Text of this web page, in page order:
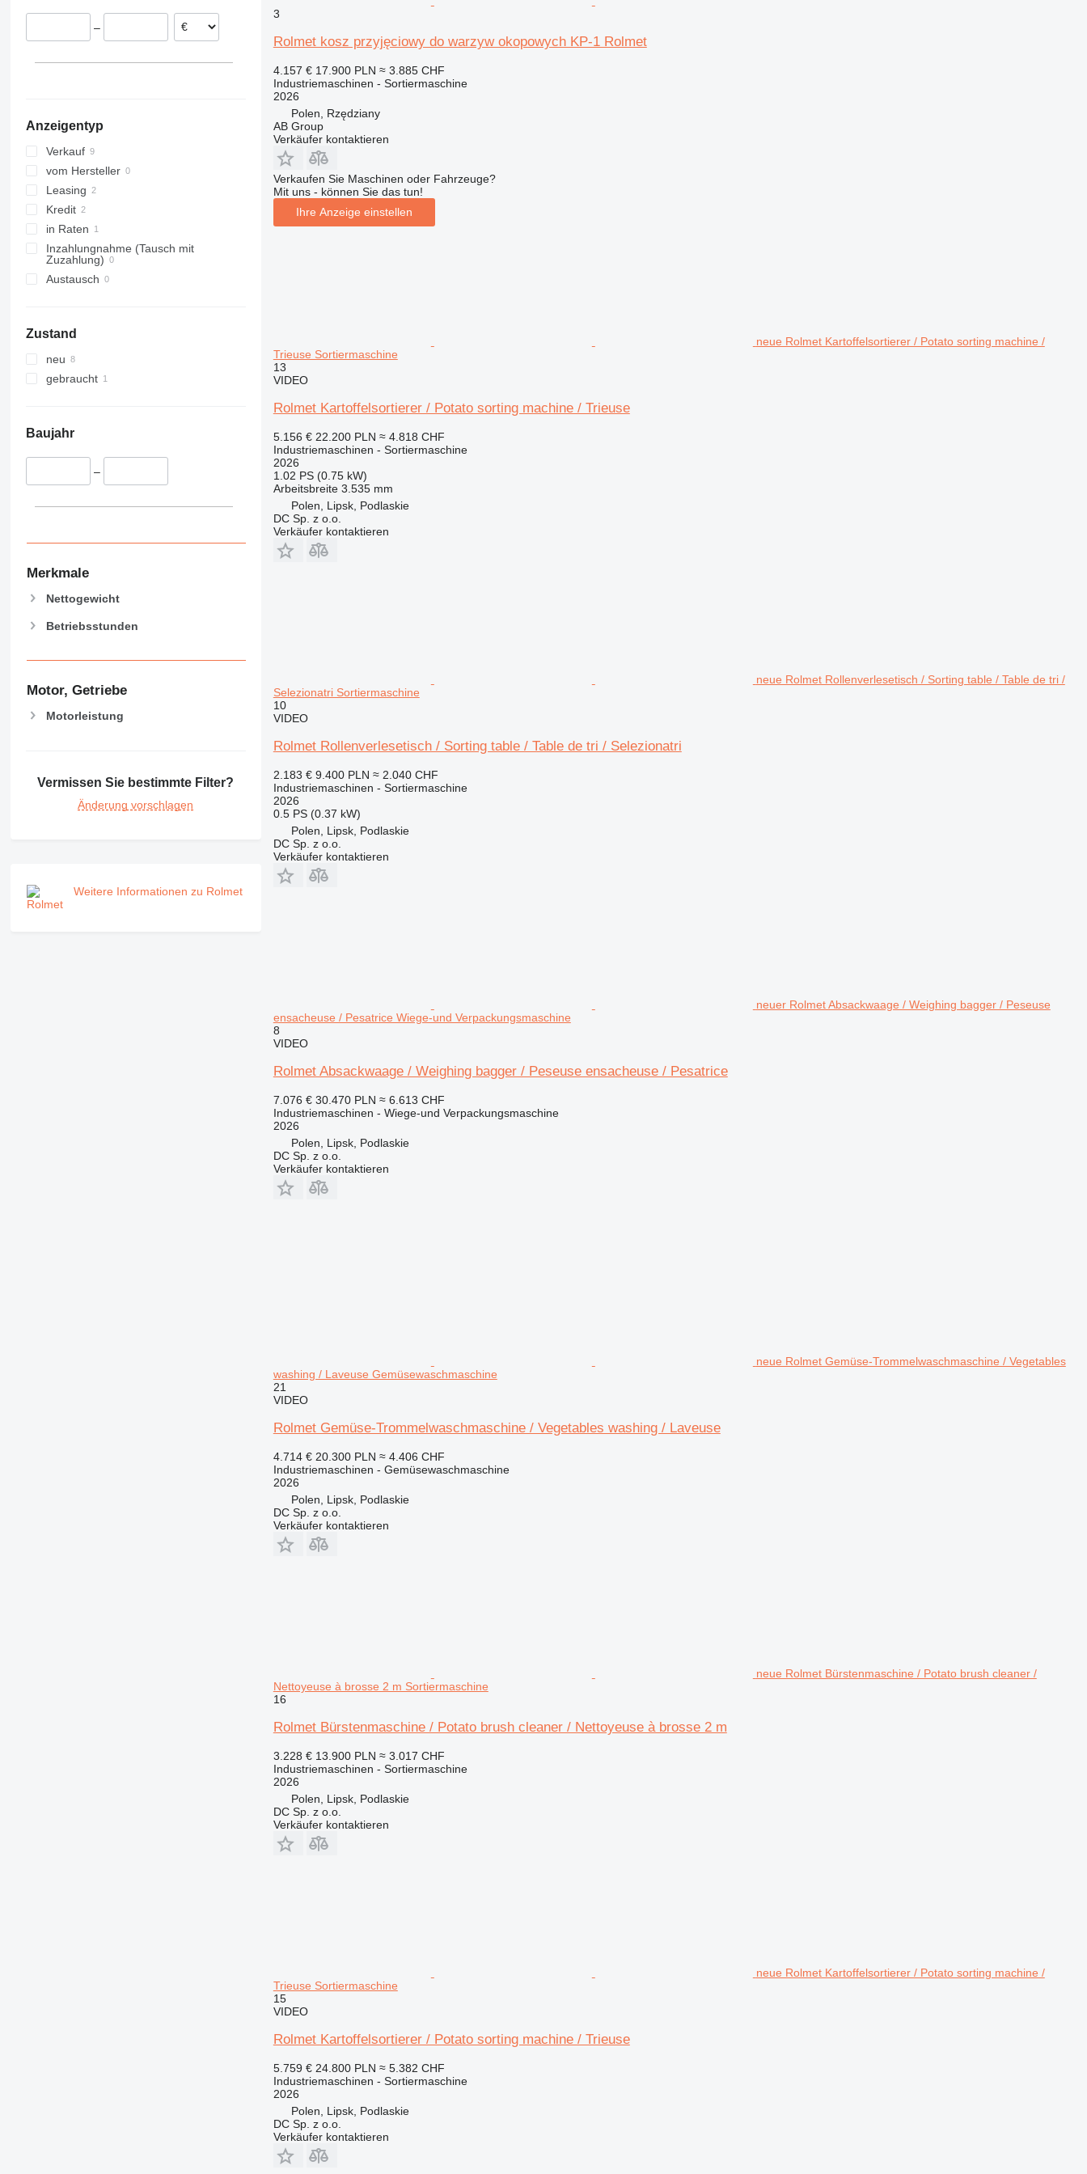
–
Anzeigentyp
Verkauf
vom Hersteller
Leasing
Kredit
in Raten
Inzahlungnahme (Tausch mit
Zuzahlung)
Austausch
Zustand
neu
gebraucht
Baujahr
–
Merkmale
Nettogewicht
Betriebsstunden
Motor, Getriebe
Motorleistung
Vermissen Sie bestimmte Filter?
Änderung vorschlagen
Weitere Informationen zu Rolmet
3
Rolmet kosz przyjęciowy do warzyw okopowych KP-1 Rolmet
4.157 € 17.900 PLN ≈ 3.885 CHF
Industriemaschinen - Sortiermaschine
2026
Polen, Rzędziany
AB Group
Verkäufer kontaktieren
Verkaufen Sie Maschinen oder Fahrzeuge?
Mit uns - können Sie das tun!
Ihre Anzeige einstellen
neue Rolmet Kartoffelsortierer / Potato sorting machine /
Trieuse Sortiermaschine
13
VIDEO
Rolmet Kartoffelsortierer / Potato sorting machine / Trieuse
5.156 € 22.200 PLN ≈ 4.818 CHF
Industriemaschinen - Sortiermaschine
2026
1.02 PS (0.75 kW)
Arbeitsbreite 3.535 mm
Polen, Lipsk, Podlaskie
DC Sp. z o.o.
Verkäufer kontaktieren
neue Rolmet Rollenverlesetisch / Sorting table / Table de tri /
Selezionatri Sortiermaschine
10
VIDEO
Rolmet Rollenverlesetisch / Sorting table / Table de tri / Selezionatri
2.183 € 9.400 PLN ≈ 2.040 CHF
Industriemaschinen - Sortiermaschine
2026
0.5 PS (0.37 kW)
Polen, Lipsk, Podlaskie
DC Sp. z o.o.
Verkäufer kontaktieren
neuer Rolmet Absackwaage / Weighing bagger / Peseuse
ensacheuse / Pesatrice Wiege-und Verpackungsmaschine
8
VIDEO
Rolmet Absackwaage / Weighing bagger / Peseuse ensacheuse / Pesatrice
7.076 € 30.470 PLN ≈ 6.613 CHF
Industriemaschinen - Wiege-und Verpackungsmaschine
2026
Polen, Lipsk, Podlaskie
DC Sp. z o.o.
Verkäufer kontaktieren
neue Rolmet Gemüse-Trommelwaschmaschine / Vegetables
washing / Laveuse Gemüsewaschmaschine
21
VIDEO
Rolmet Gemüse-Trommelwaschmaschine / Vegetables washing / Laveuse
4.714 € 20.300 PLN ≈ 4.406 CHF
Industriemaschinen - Gemüsewaschmaschine
2026
Polen, Lipsk, Podlaskie
DC Sp. z o.o.
Verkäufer kontaktieren
neue Rolmet Bürstenmaschine / Potato brush cleaner /
Nettoyeuse à brosse 2 m Sortiermaschine
16
Rolmet Bürstenmaschine / Potato brush cleaner / Nettoyeuse à brosse 2 m
3.228 € 13.900 PLN ≈ 3.017 CHF
Industriemaschinen - Sortiermaschine
2026
Polen, Lipsk, Podlaskie
DC Sp. z o.o.
Verkäufer kontaktieren
neue Rolmet Kartoffelsortierer / Potato sorting machine /
Trieuse Sortiermaschine
15
VIDEO
Rolmet Kartoffelsortierer / Potato sorting machine / Trieuse
5.759 € 24.800 PLN ≈ 5.382 CHF
Industriemaschinen - Sortiermaschine
2026
Polen, Lipsk, Podlaskie
DC Sp. z o.o.
Verkäufer kontaktieren